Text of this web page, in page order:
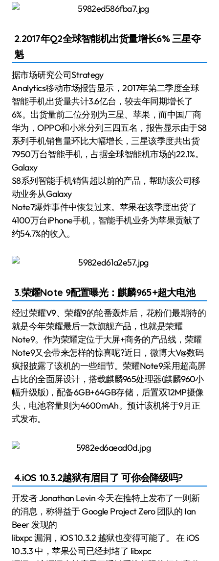
2.2017年Q2全球智能机出货量增长6% 三星夺
魁
据市场研究公司Strategy
Analytics移动市场报告显示，2017年第二季度全球
智能手机出货量共计3.6亿台，较去年同期增长了
6%。出货量前二位分别为三星、苹果，而中国厂商
华为，OPPO和小米分列三四五名，报告显示由于S8
系列手机销售量环比大幅增长，三星该季度共出货
7950万台智能手机，占据全球智能机市场的22.1%。
Galaxy
S8系列智能手机销售超以前的产品，帮助该公司移
动业务从Galaxy
Note7爆炸事件中恢复过来。苹果在该季度出货了
4100万台iPhone手机，智能手机业务为苹果贡献了
约54.7%的收入。
3.荣耀Note 9配置曝光：麒麟965+超大电池
经过荣耀V9、荣耀9的轮番轰炸后，花粉们最期待的
就是今年荣耀最后一款旗舰产品，也就是荣耀
Note9。作为荣耀定位于大屏+商务的产品线，荣耀
Note9又会带来怎样的惊喜呢?近日，微博大V@数码
疯报披露了该机的一些细节。荣耀Note9采用超高屏
占比的全面屏设计，搭载麒麟965处理器(麒麟960小
幅升级版)，配备6GB+64GB存储，后置双12MP摄像
头，电池容量则为4600mAh。预计该机将于9月正
式发布。
4.iOS 10.3.2越狱有眉目了 可你会降级吗?
开发者 Jonathan Levin 今天在推特上发布了一则新
的消息，称得益于 Google Project Zero 团队的 Ian
Beer 发现的
libxpc 漏洞，iOS 10.3.2 越狱也变得可能了。 在 iOS
10.3.3 中，苹果公司已经封堵了 libxpc